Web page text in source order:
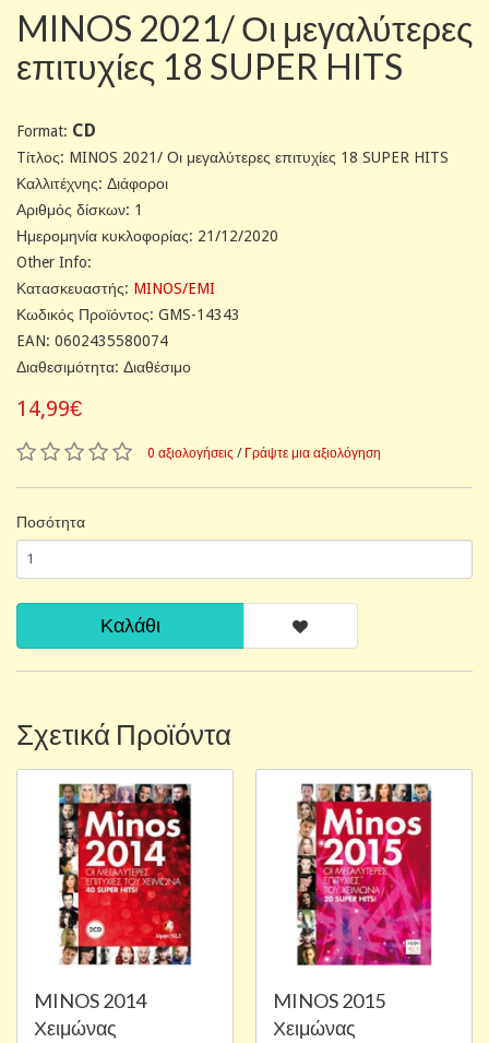
MINOS 2021/ Οι μεγαλύτερες
επιτυχίες 18 SUPER HITS
Format: CD
Tίτλος: MINOS 2021/ Οι μεγαλύτερες επιτυχίες 18 SUPER HITS
Καλλιτέχνης: Διάφοροι
Αριθμός δίσκων: 1
Ημερομηνία κυκλοφορίας: 21/12/2020
Other Info:
Κατασκευαστής: MINOS/EMI
Κωδικός Προϊόντος: GMS-14343
EAN: 0602435580074
Διαθεσιμότητα: Διαθέσιμο
14,99€
0 αξιολογήσεις / Γράψτε μια αξιολόγηση
Ποσότητα
Καλάθι
Σχετικά Προϊόντα
MINOS 2014
Χειμώνας
MINOS 2015
Χειμώνας